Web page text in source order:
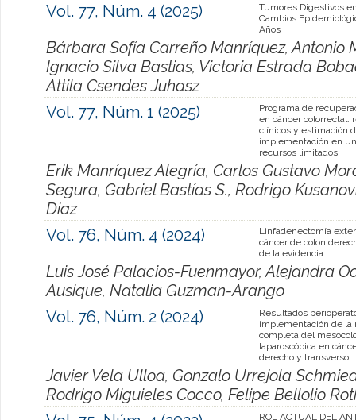
Vol. 77, Núm. 4 (2025)
Tumores Digestivos
Cambios
Años
Bárbara Sofía Carreño Manríquez, Antonio
Ignacio Silva Bastias, Victoria Estrada
Attila Csendes Juhasz
Vol. 77, Núm. 1 (2025)
Programa de
en cáncer colorrectal:
clínicos y estimación
implementación en
recursos limitados.
Erik Manríquez Alegría, Carlos Gustavo
Segura, Gabriel Bastías S., Rodrigo
Diaz
Vol. 76, Núm. 4 (2024)
Linfadenectomía
cáncer de colon
de la evidencia.
Luis José Palacios-Fuenmayor, Alejandra
Ausique, Natalia Guzman-Arango
Vol. 76, Núm. 2 (2024)
Resultados
implementación de la
completa del
laparoscópica en
derecho y transverso
Javier Vela Ulloa, Gonzalo Urrejola
Rodrigo Miguieles Cocco, Felipe Bellolio
ROL ACTUAL DEL